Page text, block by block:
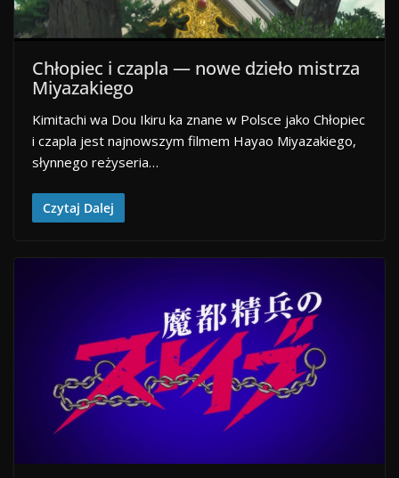
Chłopiec i czapla — nowe dzieło mistrza
Miyazakiego
Kimitachi wa Dou Ikiru ka znane w Polsce jako Chłopiec
i czapla jest najnowszym filmem Hayao Miyazakiego,
słynnego reżyseria…
Czytaj Dalej